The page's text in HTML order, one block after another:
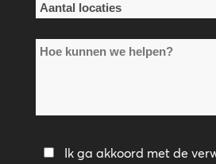
Aantal
*Hoe
helpen?
Privacybeleid
Ik ga akkoord met de